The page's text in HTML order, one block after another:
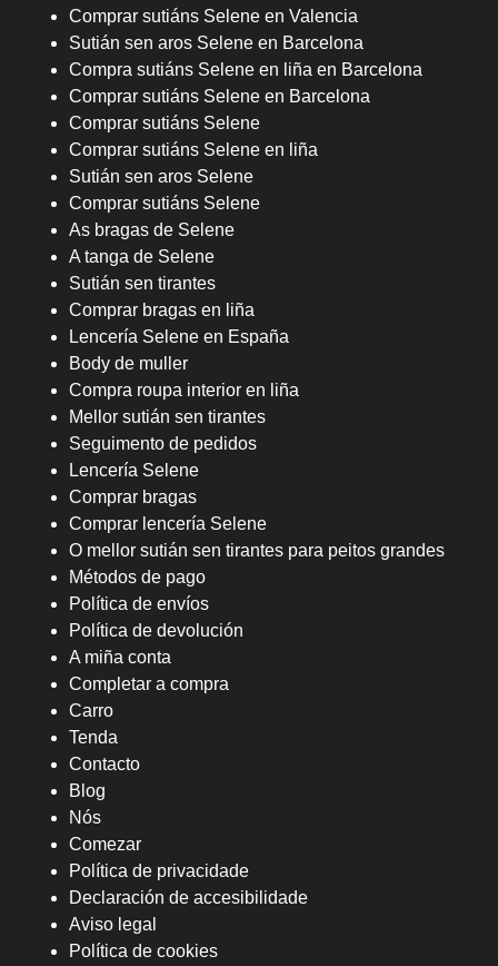
Comprar sutiáns Selene en Valencia
Sutián sen aros Selene en Barcelona
Compra sutiáns Selene en liña en Barcelona
Comprar sutiáns Selene en Barcelona
Comprar sutiáns Selene
Comprar sutiáns Selene en liña
Sutián sen aros Selene
Comprar sutiáns Selene
As bragas de Selene
A tanga de Selene
Sutián sen tirantes
Comprar bragas en liña
Lencería Selene en España
Body de muller
Compra roupa interior en liña
Mellor sutián sen tirantes
Seguimento de pedidos
Lencería Selene
Comprar bragas
Comprar lencería Selene
O mellor sutián sen tirantes para peitos grandes
Métodos de pago
Política de envíos
Política de devolución
A miña conta
Completar a compra
Carro
Tenda
Contacto
Blog
Nós
Comezar
Política de privacidade
Declaración de accesibilidade
Aviso legal
Política de cookies